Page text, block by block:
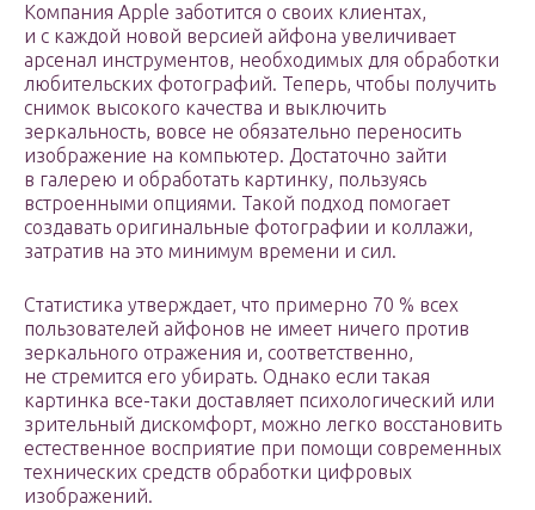
Компания Apple заботится о своих клиентах,
и с каждой новой версией айфона увеличивает
арсенал инструментов, необходимых для обработки
любительских фотографий. Теперь, чтобы получить
снимок высокого качества и выключить
зеркальность, вовсе не обязательно переносить
изображение на компьютер. Достаточно зайти
в галерею и обработать картинку, пользуясь
встроенными опциями. Такой подход помогает
создавать оригинальные фотографии и коллажи,
затратив на это минимум времени и сил.
Статистика утверждает, что примерно 70 % всех
пользователей айфонов не имеет ничего против
зеркального отражения и, соответственно,
не стремится его убирать. Однако если такая
картинка все-таки доставляет психологический или
зрительный дискомфорт, можно легко восстановить
естественное восприятие при помощи современных
технических средств обработки цифровых
изображений.